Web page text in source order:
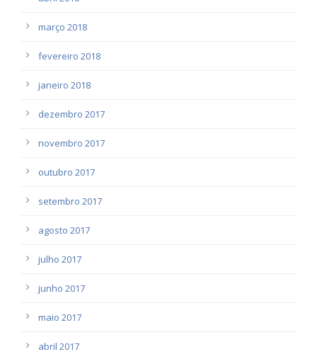
março 2018
fevereiro 2018
janeiro 2018
dezembro 2017
novembro 2017
outubro 2017
setembro 2017
agosto 2017
julho 2017
junho 2017
maio 2017
abril 2017